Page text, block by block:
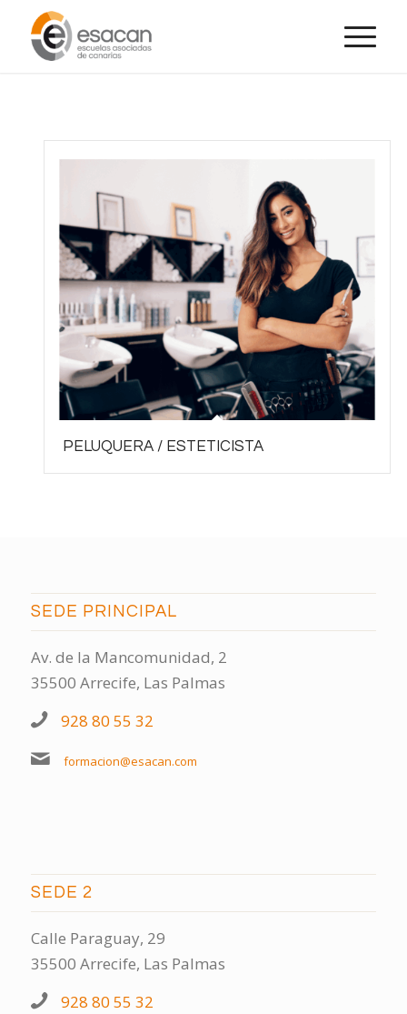
PELUQUERA / ESTETICISTA
SEDE PRINCIPAL
Av. de la Mancomunidad, 2
35500 Arrecife, Las Palmas
928 80 55 32
formacion@esacan.com
SEDE 2
Calle Paraguay, 29
35500 Arrecife, Las Palmas
928 80 55 32